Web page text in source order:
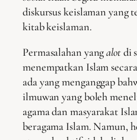
diskursus keislaman yang
kitab keislaman.
Permasalahan yangalotdi
menempatkan Islam
ada yang menganggap
ilmuwan yang boleh
agama dan masyarakat
beragama Islam. Namun,